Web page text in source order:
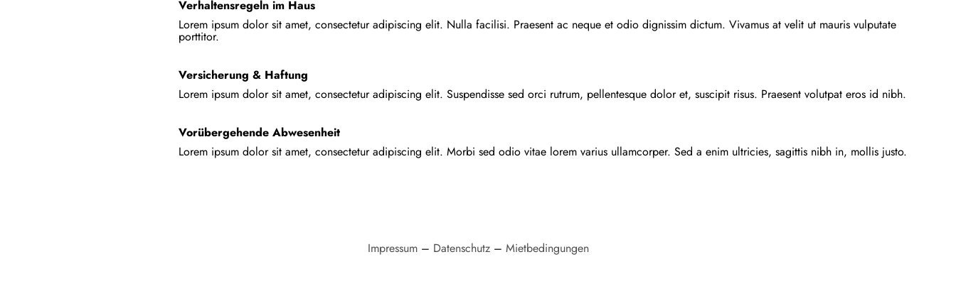
Verhaltensregeln im Haus
Lorem ipsum dolor sit amet, consectetur adipiscing elit. Nulla facilisi. Praesent ac neque et odio dignissim dictum. Vivamus at velit ut mauris vulputate
porttitor.
Versicherung & Haftung
Lorem ipsum dolor sit amet, consectetur adipiscing elit. Suspendisse sed orci rutrum, pellentesque dolor et, suscipit risus. Praesent volutpat eros id nibh.
Vorübergehende Abwesenheit
Lorem ipsum dolor sit amet, consectetur adipiscing elit. Morbi sed odio vitae lorem varius ullamcorper. Sed a enim ultricies, sagittis nibh in, mollis justo.
Impressum– Datenschutz– Mietbedingungen